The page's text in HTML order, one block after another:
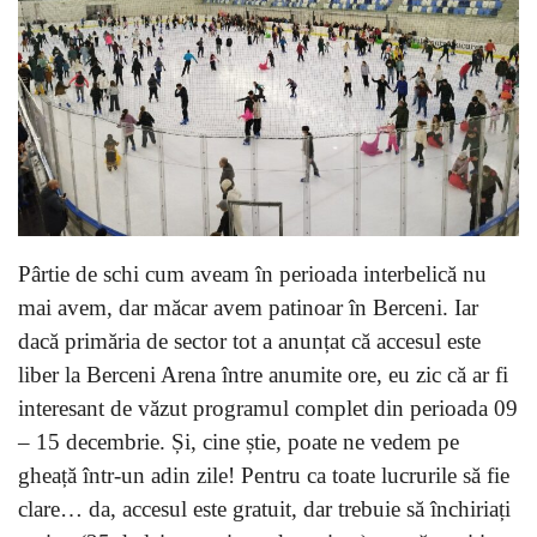
Pârtie de schi cum aveam în perioada interbelică nu
mai avem, dar măcar avem patinoar în Berceni. Iar
dacă primăria de sector tot a anunțat că accesul este
liber la Berceni Arena între anumite ore, eu zic că ar fi
interesant de văzut programul complet din perioada 09
– 15 decembrie. Și, cine știe, poate ne vedem pe
gheață într-un adin zile! Pentru ca toate lucrurile să fie
clare… da, accesul este gratuit, dar trebuie să închiriați